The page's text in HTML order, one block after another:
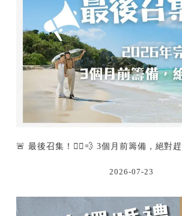
🚨 最後召集！🏃‍♂️💨 3個月前籌備，絕對趕
2026-07-23